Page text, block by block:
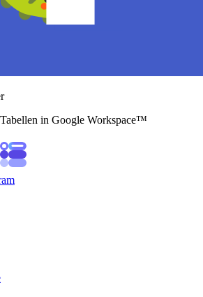
in Google Workspace™